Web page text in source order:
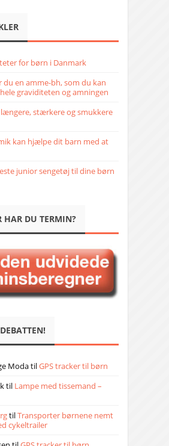
for børn i Danmark
du en amme-bh, som du kan
graviditeten og amningen
stærkere og smukkere
kan hjælpe dit barn med at
junior sengetøj til dine børn
HAR DU TERMIN?
ModatilGPS tracker til børn
til Lampe med tissemand –
tilTransporter børnene nemt
cykeltrailer